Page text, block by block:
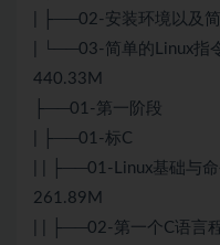
| ├──02-安装环境以及简
| └──03-简单的 Linux指
440.33M
├──01-第一阶段
| ├──01-标C
| | ├──01-Linux基础与
261.89M
| | ├──02-第一个 C语言